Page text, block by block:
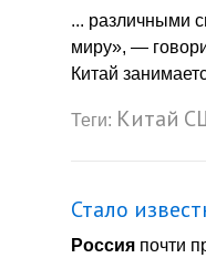
... различными
миру», —
Китай
Теги: Китай
Стало
Россия почти